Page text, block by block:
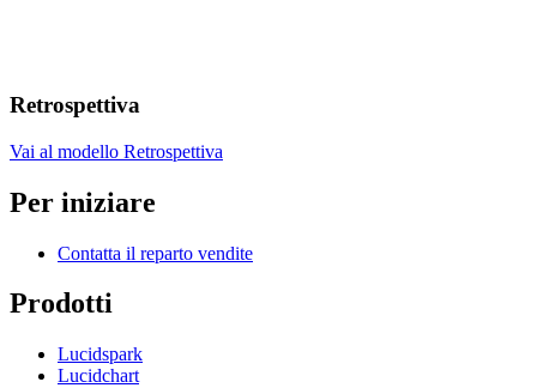
Retrospettiva
Vai al modello Retrospettiva
Per iniziare
Contatta il reparto vendite
Prodotti
Lucidspark
Lucidchart